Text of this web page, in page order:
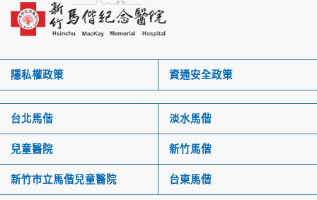
隱私權政策 資通安全政策
台北馬偕 淡水馬偕
兒童醫院 新竹馬偕
新竹市立馬偕兒童醫院 台東馬偕